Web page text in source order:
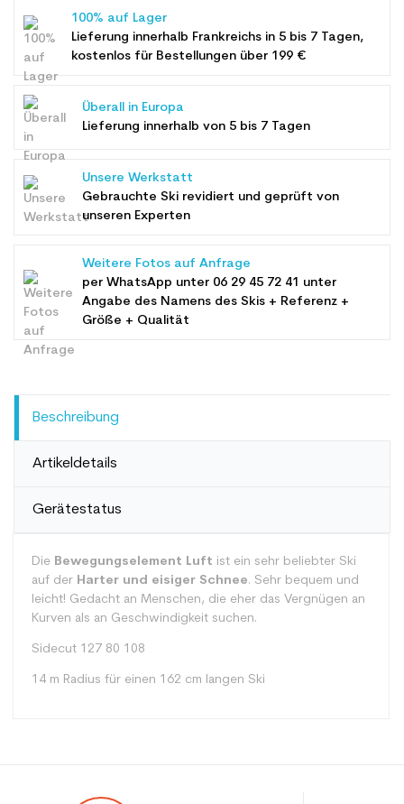
100% auf Lager
Lieferung innerhalb Frankreichs in 5 bis 7 Tagen,
kostenlos für Bestellungen über 199 €
Überall in Europa
Lieferung innerhalb von 5 bis 7 Tagen
Unsere Werkstatt
Gebrauchte Ski revidiert und geprüft von
unseren Experten
Weitere Fotos auf Anfrage
per WhatsApp unter 06 29 45 72 41 unter
Angabe des Namens des Skis + Referenz +
Größe + Qualität
Beschreibung
Artikeldetails
Gerätestatus
Die Bewegungselement Luft ist ein sehr beliebter Ski
auf der Harter und eisiger Schnee. Sehr bequem und
leicht! Gedacht an Menschen, die eher das Vergnügen an
Kurven als an Geschwindigkeit suchen.
Sidecut 127 80 108
14 m Radius für einen 162 cm langen Ski